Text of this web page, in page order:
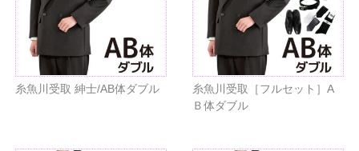
糸魚川受取 紳士/AB体ダブル
糸魚川受取［フルセット］A
Ｂ体ダブル